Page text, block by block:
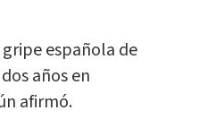
española de
años en
afirmó.